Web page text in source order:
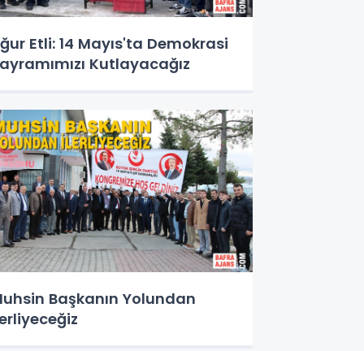
Etli: 14 Mayıs'ta Demokrasi
Kutlayacağız
Başkanın Yolundan